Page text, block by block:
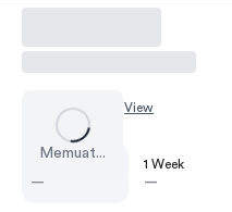
Memuat...
Chart by TradingView
—
1 Week
—